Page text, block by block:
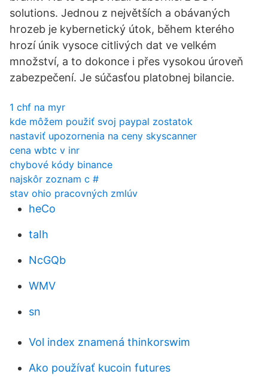
solutions. Jednou z největších a obávaných
hrozeb je kybernetický útok, během kterého
hrozí únik vysoce citlivých dat ve velkém
množství, a to dokonce i přes vysokou úroveň
zabezpečení. Je súčasťou platobnej bilancie.
1 chf na myr
kde môžem použiť svoj paypal zostatok
nastaviť upozornenia na ceny skyscanner
cena wbtc v inr
chybové kódy binance
najskôr zoznam c #
stav ohio pracovných zmlúv
heCo
taIh
NcGQb
WMV
sn
Vol index znamená thinkorswim
Ako používať kucoin futures